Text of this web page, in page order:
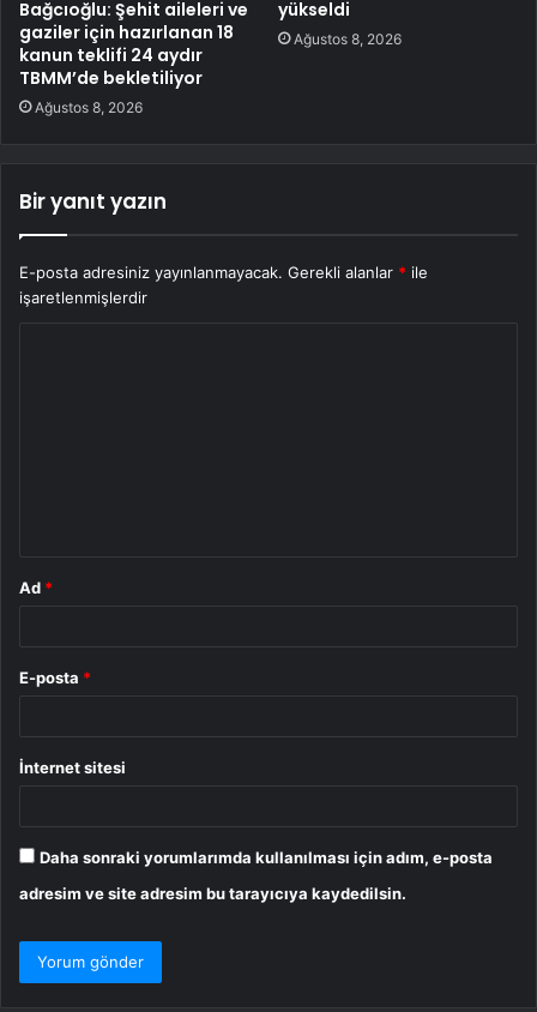
Bağcıoğlu: Şehit aileleri ve
gaziler için hazırlanan 18
kanun teklifi 24 aydır
TBMM’de bekletiliyor
Ağustos 8, 2026
yükseldi
Ağustos 8, 2026
Bir yanıt yazın
E-posta adresiniz yayınlanmayacak. Gerekli alanlar * ile
işaretlenmişlerdir
Ad *
E-posta *
İnternet sitesi
Daha sonraki yorumlarımda kullanılması için adım, e-posta
adresim ve site adresim bu tarayıcıya kaydedilsin.